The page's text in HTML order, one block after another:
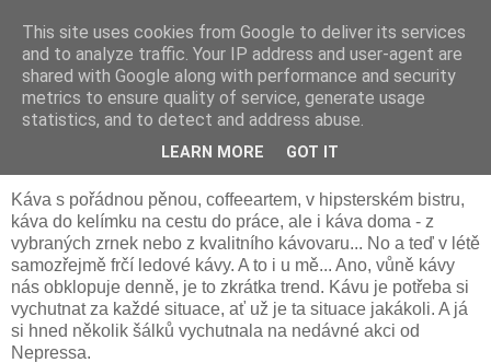
Something Sometimes
čtvrtek 21. června 2018
Nespresso: Káva jako trend
Káva s pořádnou pěnou, coffeeartem, v hipsterském bistru,
káva do kelímku na cestu do práce, ale i káva doma - z
vybraných zrnek nebo z kvalitního kávovaru... No a teď v létě
samozřejmě frčí ledové kávy. A to i u mě... Ano, vůně kávy
nás obklopuje denně, je to zkrátka trend. Kávu je potřeba si
vychutnat za každé situace, ať už je ta situace jakákoli. A já
si hned několik šálků vychutnala na nedávné akci od
Nepressa.
This site uses cookies from Google to deliver its services
and to analyze traffic. Your IP address and user-agent are
shared with Google along with performance and security
metrics to ensure quality of service, generate usage
statistics, and to detect and address abuse.
LEARN MORE GOT IT